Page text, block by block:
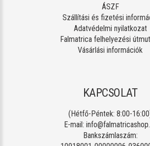
ÁSZF
Szállítási és fizetési
Adatvédelmi nyilatkozat
Falmatrica felhelyezési
Vásárlási információk
KAPCSOLAT
(Hétfő-Péntek: 8:00-
E-mail:
Bankszámlaszám: